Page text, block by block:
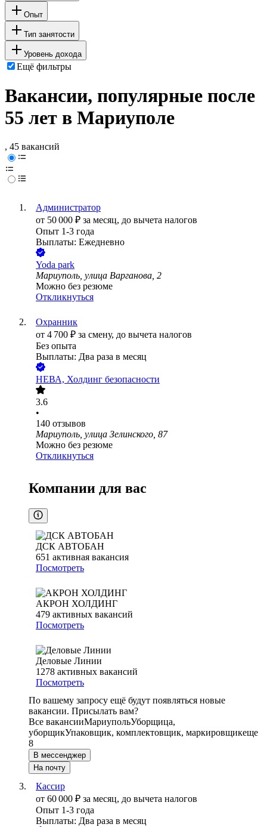
Опыт
Тип занятости
Уровень дохода
Ещё фильтры
Вакансии, популярные после
55 лет в Мариуполе
, 45 вакансий
Администратор
от 50 000 ₽ за месяц, до вычета налогов
Опыт 1-3 года
Выплаты: Ежедневно
Yoda park
Мариуполь, улица Варганова, 2
Можно без резюме
Откликнуться
Охранник
от 4 700 ₽ за смену, до вычета налогов
Без опыта
Выплаты: Два раза в месяц
НЕВА, Холдинг безопасности
3.6
•
140 отзывов
Мариуполь, улица Зелинского, 87
Можно без резюме
Откликнуться
Компании для вас
ДСК АВТОБАН
651 активная вакансия
Посмотреть
АКРОН ХОЛДИНГ
479 активных вакансий
Посмотреть
Деловые Линии
1278 активных вакансий
Посмотреть
По вашему запросу ещё будут появляться новые
вакансии. Присылать вам?
Все вакансииМариупольУборщица,
уборщикУпаковщик, комплектовщик, маркировщикеще
8
В мессенджер
На почту
Кассир
от 60 000 ₽ за месяц, до вычета налогов
Опыт 1-3 года
Выплаты: Два раза в месяц